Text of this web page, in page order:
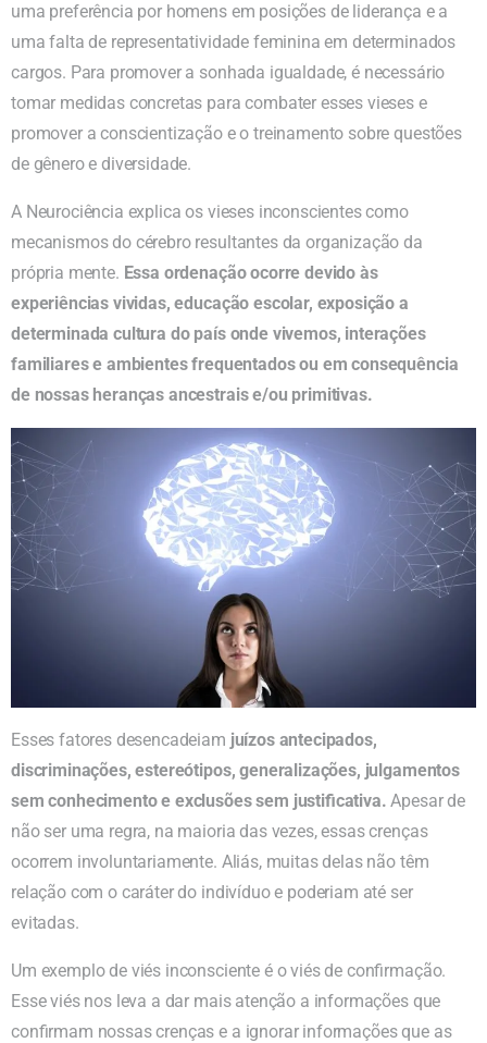
uma preferência por homens em posições de liderança e a
uma falta de representatividade feminina em determinados
cargos. Para promover a sonhada igualdade, é necessário
tomar medidas concretas para combater esses vieses e
promover a conscientização e o treinamento sobre questões
de gênero e diversidade.
A Neurociência explica os vieses inconscientes como
mecanismos do cérebro resultantes da organização da
própria mente. Essa ordenação ocorre devido às
experiências vividas, educação escolar, exposição a
determinada cultura do país onde vivemos, interações
familiares e ambientes frequentados ou em consequência
de nossas heranças ancestrais e/ou primitivas.
Esses fatores desencadeiam juízos antecipados,
discriminações, estereótipos, generalizações, julgamentos
sem conhecimento e exclusões sem justificativa.Apesar de
não ser uma regra, na maioria das vezes, essas crenças
ocorrem involuntariamente. Aliás, muitas delas não têm
relação com o caráter do indivíduo e poderiam até ser
evitadas.
Um exemplo de viés inconsciente é o viés de confirmação.
Esse viés nos leva a dar mais atenção a informações que
confirmam nossas crenças e a ignorar informações que as